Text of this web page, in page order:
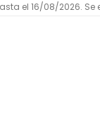
el 16/08/2026.